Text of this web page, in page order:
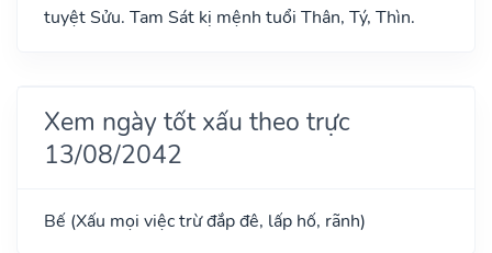
tuyệt Sửu. Tam Sát kị mệnh tuổi Thân, Tý, Thìn.
Xem ngày tốt xấu theo trực
13/08/2042
Bế (Xấu mọi việc trừ đắp đê, lấp hố, rãnh)